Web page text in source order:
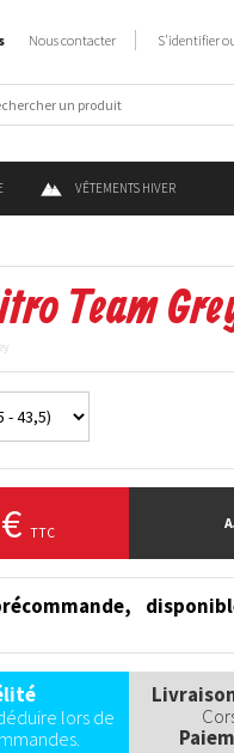
VÊTEMENTS HIVER
Nous contacter S'identifier
Team
TTC
lors de